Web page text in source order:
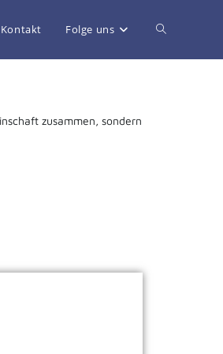
Kontakt Folge uns
zusammen, sondern